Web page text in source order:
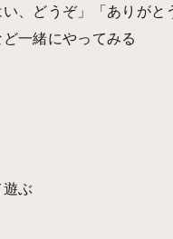
、どうぞ」「ありがと
一緒にやってみる
ぶ